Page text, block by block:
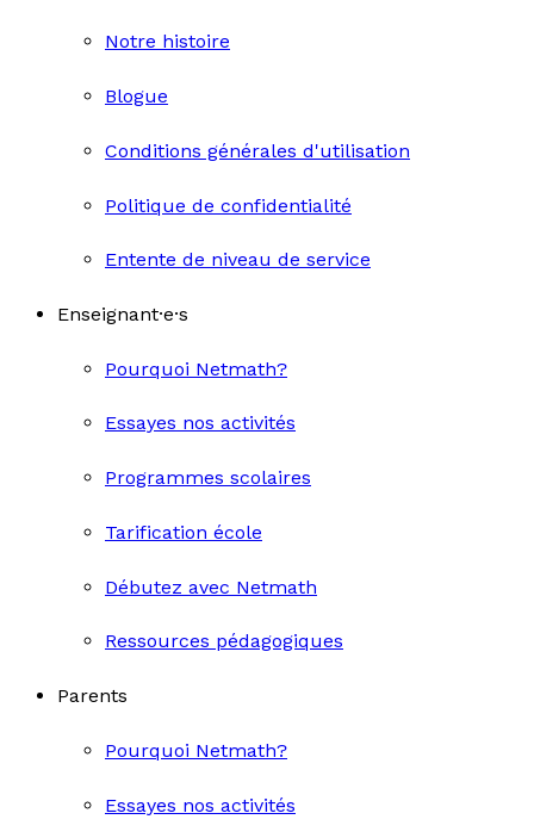
Notre histoire
Blogue
Conditions générales d'utilisation
Politique de confidentialité
Entente de niveau de service
Enseignant·e·s
Pourquoi Netmath?
Essayes nos activités
Programmes scolaires
Tarification école
Débutez avec Netmath
Ressources pédagogiques
Parents
Pourquoi Netmath?
Essayes nos activités